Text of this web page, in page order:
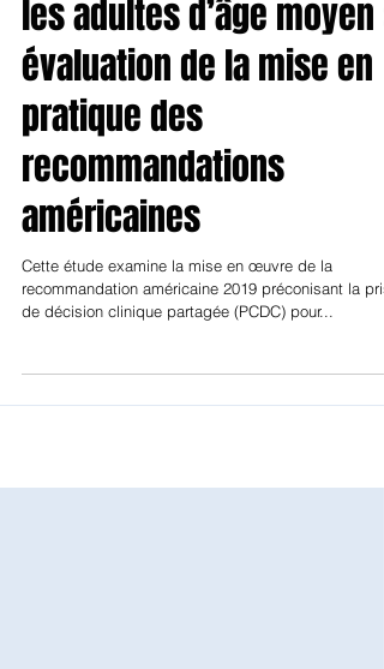
Vaccination anti-HPV chez
les adultes d’âge moyen :
évaluation de la mise en
pratique des
recommandations
américaines
de décision clinique partagée (PCDC) pour...